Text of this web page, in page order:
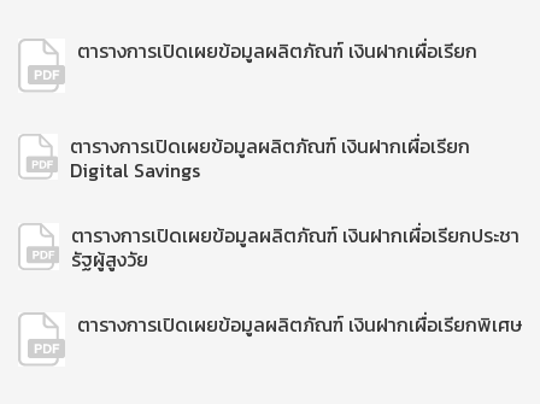
ตารางการเปิดเผยข้อมูลผลิตภัณฑ์ เงินฝากเผื่อเรียก
ตารางการเปิดเผยข้อมูลผลิตภัณฑ์ เงินฝากเผื่อเรียก
Digital Savings
ตารางการเปิดเผยข้อมูลผลิตภัณฑ์ เงินฝากเผื่อเรียกประชา
รัฐผู้สูงวัย
ตารางการเปิดเผยข้อมูลผลิตภัณฑ์ เงินฝากเผื่อเรียกพิเศษ